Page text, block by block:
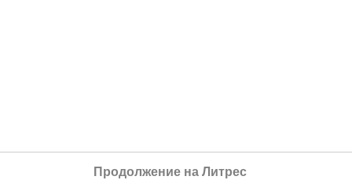
Продолжение на Литрес